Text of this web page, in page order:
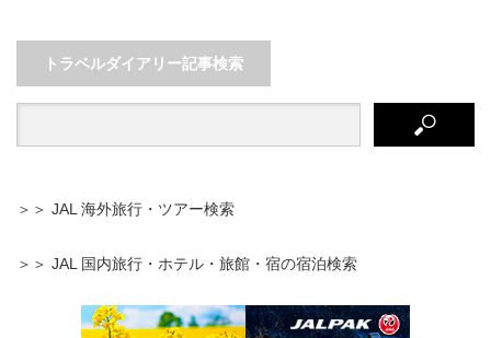
トラベルダイアリー記事検索
＞＞ JAL 海外旅行・ツアー検索
＞＞ JAL 国内旅行・ホテル・旅館・宿の宿泊検索